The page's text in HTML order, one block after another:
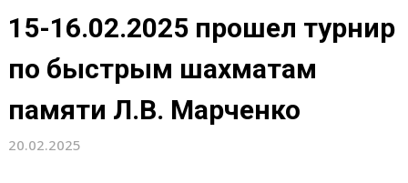
15-16.02.2025 прошел турнир
по быстрым шахматам
памяти Л.В. Марченко
20.02.2025